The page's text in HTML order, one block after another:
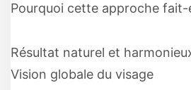
Pourquoi cette approche
Résultat naturel et
Vision globale du visage